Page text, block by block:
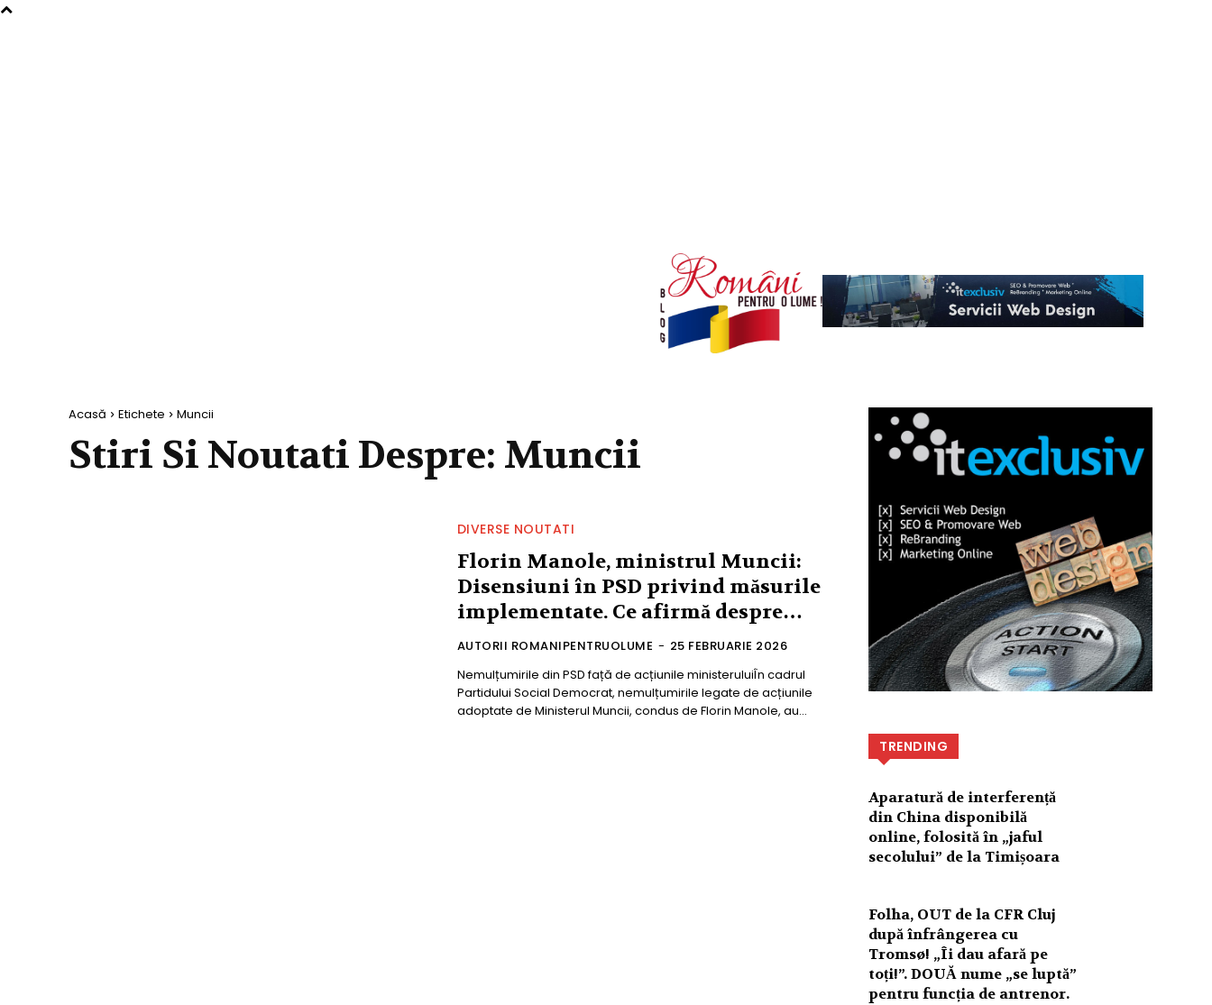
Acasă Etichete Muncii
Stiri Si Noutati Despre: Muncii
DIVERSE NOUTATI
Florin Manole, ministrul Muncii:
Disensiuni în PSD privind măsurile
implementate. Ce afirmă despre…
AUTORII ROMANIPENTRUOLUME - 25 FEBRUARIE 2026
Nemulțumirile din PSD față de acțiunile ministeruluiÎn cadrul
Partidului Social Democrat, nemulțumirile legate de acțiunile
adoptate de Ministerul Muncii, condus de Florin Manole, au...
TRENDING
Aparatură de interferență
din China disponibilă
online, folosită în „jaful
secolului” de la Timișoara
Folha, OUT de la CFR Cluj
după înfrângerea cu
Tromsø! „Îi dau afară pe
toți!”. DOUĂ nume „se luptă”
pentru funcția de antrenor.